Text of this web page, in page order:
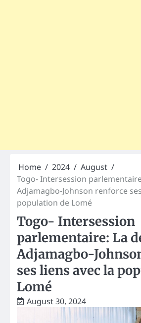
Home 2024
August
Togo- Intersession
Adjamagbo-Johnson renforce
population de Lomé
Togo- Intersession
parlementaire: La
Adjamagbo-
ses liens avec la
Lomé
August 30, 2024